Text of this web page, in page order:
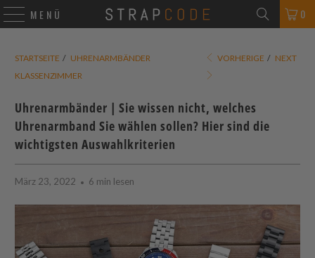
MENÜ 0
STARTSEITE / UHRENARMBÄNDER
KLASSENZIMMER
VORHERIGE / NEXT
Uhrenarmbänder | Sie wissen nicht, welches
Uhrenarmband Sie wählen sollen? Hier sind die
wichtigsten Auswahlkriterien
März 23, 2022 6 min lesen